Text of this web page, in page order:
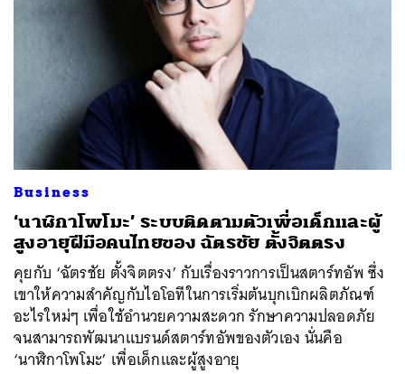
Business
‘นาฬิกาโพโมะ’ ระบบติดตามตัวเพื่อเด็กและผู้
สูงอายุฝีมือคนไทยของ ฉัตรชัย ตั้งจิตตรง
คุยกับ ‘ฉัตรชัย ตั้งจิตตรง’ กับเรื่องราวการเป็นสตาร์ทอัพ ซึ่ง
เขาให้ความสำคัญกับไอโอทีในการเริ่มต้นบุกเบิกผลิตภัณฑ์
อะไรใหม่ๆ เพื่อใช้อำนวยความสะดวก รักษาความปลอดภัย
จนสามารถพัฒนาแบรนด์สตาร์ทอัพของตัวเอง นั่นคือ
‘นาฬิกาโพโมะ’ เพื่อเด็กและผู้สูงอายุ